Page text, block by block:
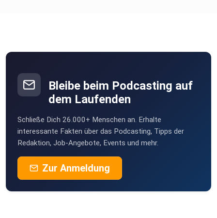
Bleibe beim Podcasting auf
dem Laufenden
Schließe Dich 26.000+ Menschen an. Erhalte
interessante Fakten über das Podcasting, Tipps der
Redaktion, Job-Angebote, Events und mehr.
Zur Anmeldung